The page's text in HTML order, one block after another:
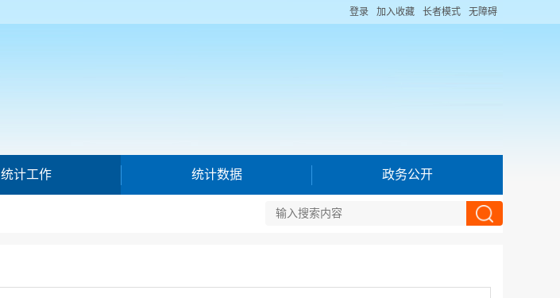
登录 加入收藏 长者模式 无障碍
统计工作 统计数据 政务公开